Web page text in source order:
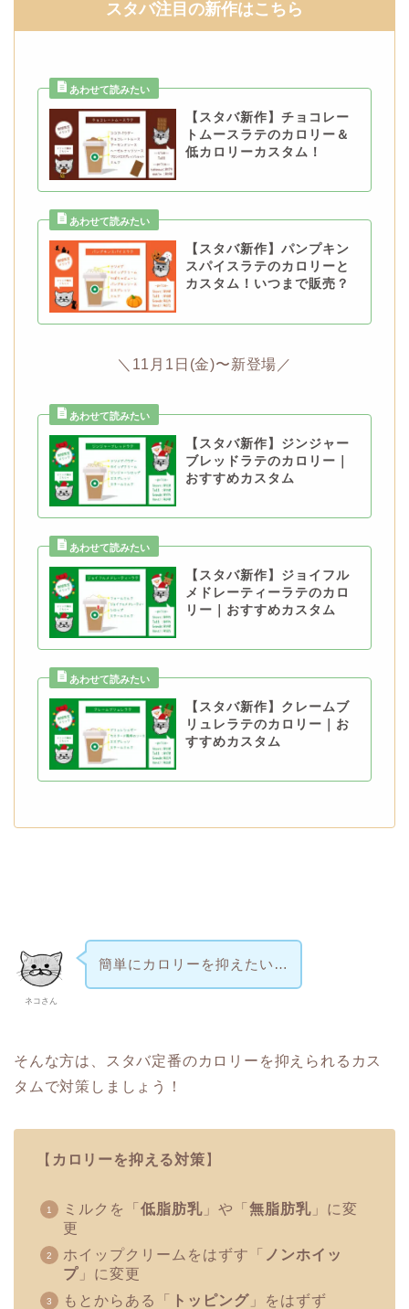
スタバ注目の新作はこちら
【スタバ新作】チョコレー
トムースラテのカロリー＆
低カロリーカスタム！
【スタバ新作】パンプキン
スパイスラテのカロリーと
カスタム！いつまで販売？
＼11月1日(金)〜新登場／
【スタバ新作】ジンジャー
ブレッドラテのカロリー｜
おすすめカスタム
【スタバ新作】ジョイフル
メドレーティーラテのカロ
リー｜おすすめカスタム
【スタバ新作】クレームブ
リュレラテのカロリー｜お
すすめカスタム
ネコさん
簡単にカロリーを抑えたい…
そんな方は、スタバ定番のカロリーを抑えられるカス
タムで対策しましょう！
【 カロリーを抑える対策 】
ミルクを「 低脂肪乳 」や「 無脂肪乳 」に変
更
ホイップクリームをはずす「
ノンホイッ
プ 」に変更
もとからある「
トッピング 」をはずず